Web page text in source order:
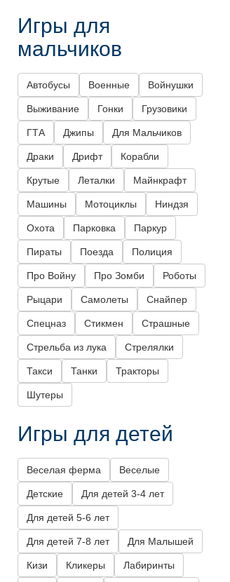
Игры для
мальчиков
Автобусы Военные Войнушки
Выживание Гонки Грузовики
ГТА Джипы Для Мальчиков
Драки Дрифт Корабли
Крутые Леталки Майнкрафт
Машины Мотоциклы Ниндзя
Охота Парковка Паркур
Пираты Поезда Полиция
Про Войну Про Зомби Роботы
Рыцари Самолеты Снайпер
Спецназ Стикмен Страшные
Стрельба из лука Стрелялки
Такси Танки Тракторы
Шутеры
Игры для детей
Веселая ферма Веселые
Детские Для детей 3-4 лет
Для детей 5-6 лет
Для детей 7-8 лет Для Малышей
Кизи Кликеры Лабиринты